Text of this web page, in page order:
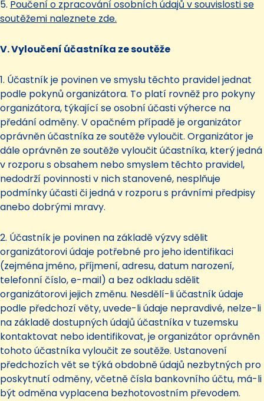
5. Poučení o zpracování osobních údajů v souvislosti se
soutěžemi naleznete zde.
V. Vyloučení účastníka ze soutěže
1. Účastník je povinen ve smyslu těchto pravidel jednat
podle pokynů organizátora. To platí rovněž pro pokyny
organizátora, týkající se osobní účasti výherce na
předání odměny. V opačném případě je organizátor
oprávněn účastníka ze soutěže vyloučit. Organizátor je
dále oprávněn ze soutěže vyloučit účastníka, který jedná
v rozporu s obsahem nebo smyslem těchto pravidel,
nedodrží povinnosti v nich stanovené, nesplňuje
podmínky účasti či jedná v rozporu s právními předpisy
anebo dobrými mravy.
2. Účastník je povinen na základě výzvy sdělit
organizátorovi údaje potřebné pro jeho identifikaci
(zejména jméno, příjmení, adresu, datum narození,
telefonní číslo, e-mail) a bez odkladu sdělit
organizátorovi jejich změnu. Nesdělí-li účastník údaje
podle předchozí věty, uvede-li údaje nepravdivé, nelze-li
na základě dostupných údajů účastníka v tuzemsku
kontaktovat nebo identifikovat, je organizátor oprávněn
tohoto účastníka vyloučit ze soutěže. Ustanovení
předchozích vět se týká obdobně údajů nezbytných pro
poskytnutí odměny, včetně čísla bankovního účtu, má-li
být odměna vyplacena bezhotovostním převodem.